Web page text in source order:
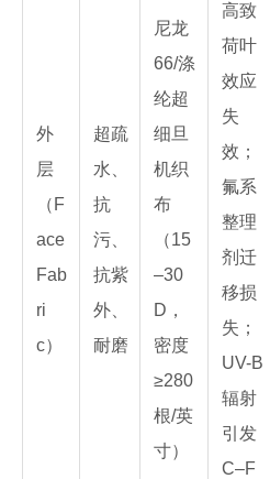
外
层
（F
ace
Fab
ri
c）
超疏
水、
抗
污、
抗紫
外、
耐磨
尼龙
66/涤
纶超
细旦
机织
布
（15
–30
D，
密度
≥280
根/英
寸）
高致
荷叶
效应
失
效；
氟系
整理
剂迁
移损
失；
UV-B
辐射
引发
C–F